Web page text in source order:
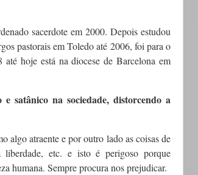
sacerdote em 2000. Depois estudou
pastorais em Toledo até 2006, foi para o
hoje está na diocese de Barcelona em
satânico na sociedade, distorcendo a
algo atraente e por outro lado as coisas de
liberdade, etc. e isto é perigoso porque
humana. Sempre procura nos prejudicar.